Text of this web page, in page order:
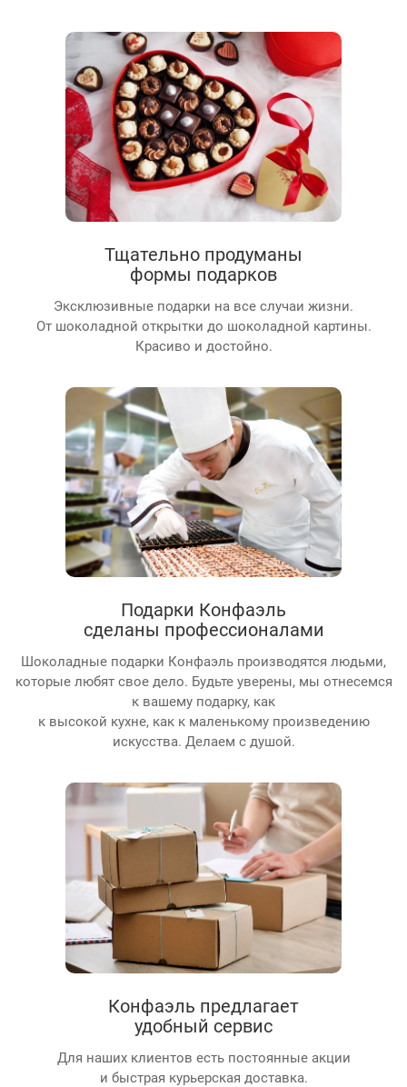
Тщательно продуманы
формы подарков
Эксклюзивные подарки на все случаи жизни.
От шоколадной открытки до шоколадной картины.
Красиво и достойно.
Подарки Конфаэль
сделаны профессионалами
Шоколадные подарки Конфаэль производятся людьми,
которые любят свое дело. Будьте уверены, мы отнесемся
к вашему подарку, как
к высокой кухне, как к маленькому произведению
искусства. Делаем с душой.
Конфаэль предлагает
удобный сервис
Для наших клиентов есть постоянные акции
и быстрая курьерская доставка.